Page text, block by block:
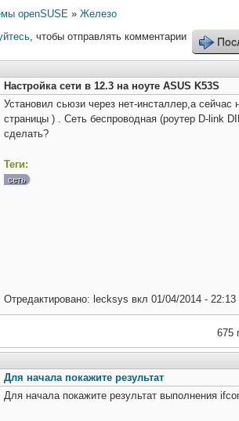
openSUSE » Железо
, чтобы отправлять комментарии
Настройка сети в 12.3 на ноуте ASUS K53S
Установил сьюзи через нет-инсталлер,а
страницы ) . Сеть беспроводная (роутер D-link
сделать?
Теги:
сеть
Отредактировано: lecksys вкл 01/04/2014 - 22:13
675
Для начала покажите результат
Для начала покажите результат выполнения